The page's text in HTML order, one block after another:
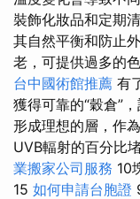
裝飾化妝品和定期
其自然平衡和防止
老，可提供過多的
台中國術館推薦 有
獲得可靠的“穀倉”
形成理想的層，作
UVB輻射的百分比
業搬家公司服務 10
15 如何申請台胞證